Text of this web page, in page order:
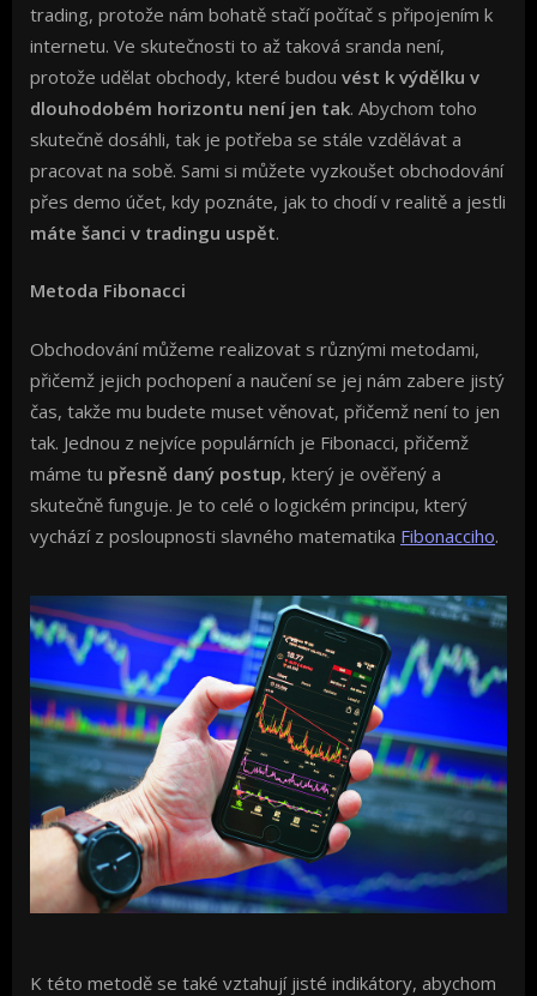
trading, protože nám bohatě stačí počítač s připojením k
internetu. Ve skutečnosti to až taková sranda není,
protože udělat obchody, které budou vést k výdělku v
dlouhodobém horizontu není jen tak. Abychom toho
skutečně dosáhli, tak je potřeba se stále vzdělávat a
pracovat na sobě. Sami si můžete vyzkoušet obchodování
přes demo účet, kdy poznáte, jak to chodí v realitě a jestli
máte šanci v tradingu uspět.
Metoda Fibonacci
Obchodování můžeme realizovat s různými metodami,
přičemž jejich pochopení a naučení se jej nám zabere jistý
čas, takže mu budete muset věnovat, přičemž není to jen
tak. Jednou z nejvíce populárních je Fibonacci, přičemž
máme tu přesně daný postup, který je ověřený a
skutečně funguje. Je to celé o logickém principu, který
vychází z posloupnosti slavného matematika Fibonacciho.
K této metodě se také vztahují jisté indikátory, abychom